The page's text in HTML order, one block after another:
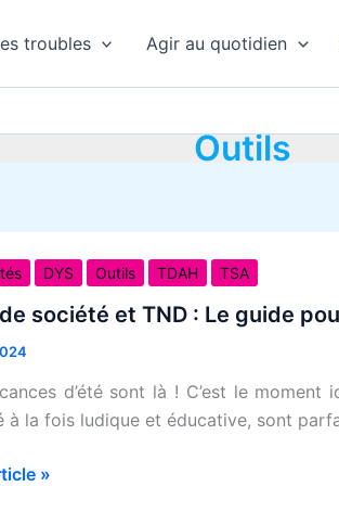
troubles Agir au quotidien
Outils
DYS Outils TDAH TSA
société et TND : Le guide
d’été sont là ! C’est le
à la fois ludique et éducative, sont
»